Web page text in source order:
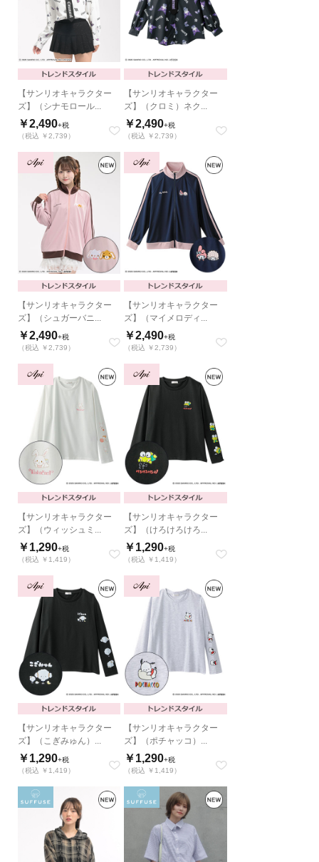
【サンリオキャラクター
ズ】（シナモロール...
￥2,490+税
（税込 ￥2,739）
【サンリオキャラクター
ズ】（クロミ）ネク...
￥2,490+税
（税込 ￥2,739）
【サンリオキャラクター
ズ】（シュガーバニ...
￥2,490+税
（税込 ￥2,739）
【サンリオキャラクター
ズ】（マイメロディ...
￥2,490+税
（税込 ￥2,739）
【サンリオキャラクター
ズ】（ウィッシュミ...
￥1,290+税
（税込 ￥1,419）
【サンリオキャラクター
ズ】（けろけろけろ...
￥1,290+税
（税込 ￥1,419）
【サンリオキャラクター
ズ】（こぎみゅん）...
￥1,290+税
（税込 ￥1,419）
【サンリオキャラクター
ズ】（ポチャッコ）...
￥1,290+税
（税込 ￥1,419）